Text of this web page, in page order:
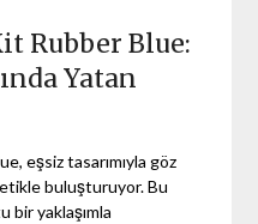
Rubber Blue:
Yatan
eşsiz tasarımıyla göz
buluşturuyor. Bu
bir yaklaşımla